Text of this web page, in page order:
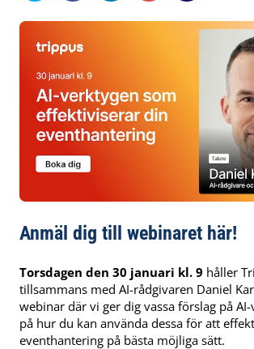
Anmäl dig till webinaret här!
Torsdagen den 30 januari kl. 9 håller
tillsammans med AI-rådgivaren Daniel
webinar där vi ger dig vassa förslag på
på hur du kan använda dessa för att
eventhantering på bästa möjliga sätt.